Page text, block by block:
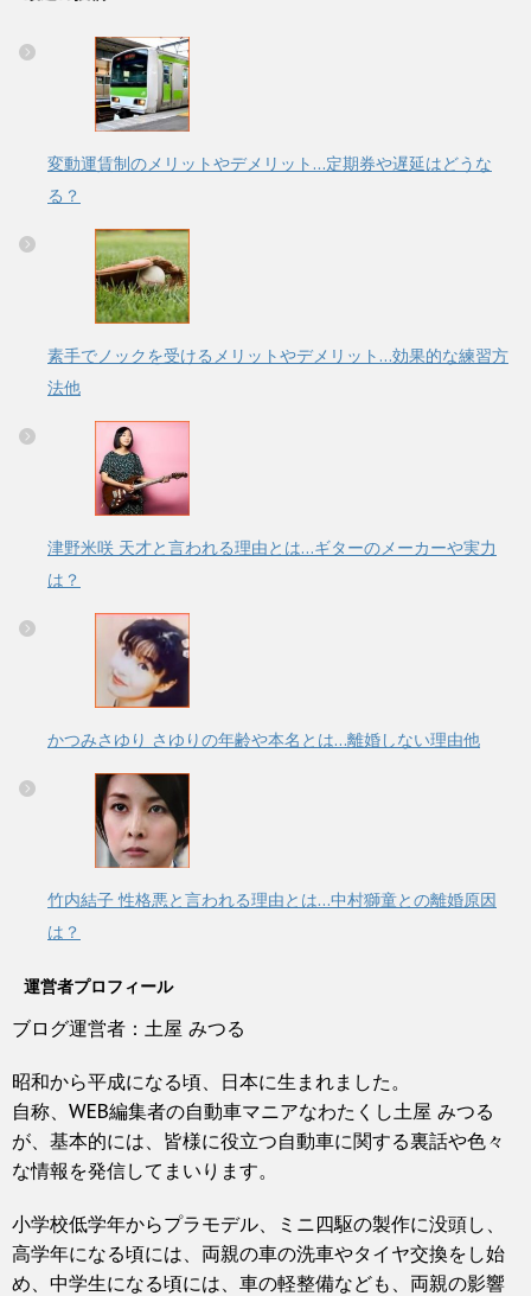
変動運賃制のメリットやデメリット…定期券や遅延はどうな
る？
素手でノックを受けるメリットやデメリット…効果的な練習方
法他
津野米咲 天才と言われる理由とは…ギターのメーカーや実力
は？
かつみさゆり さゆりの年齢や本名とは…離婚しない理由他
竹内結子 性格悪と言われる理由とは…中村獅童との離婚原因
は？
運営者プロフィール
ブログ運営者：土屋 みつる
昭和から平成になる頃、日本に生まれました。
自称、WEB編集者の自動車マニアなわたくし土屋 みつる
が、基本的には、皆様に役立つ自動車に関する裏話や色々
な情報を発信してまいります。
小学校低学年からプラモデル、ミニ四駆の製作に没頭し、
高学年になる頃には、両親の車の洗車やタイヤ交換をし始
め、中学生になる頃には、車の軽整備なども、両親の影響